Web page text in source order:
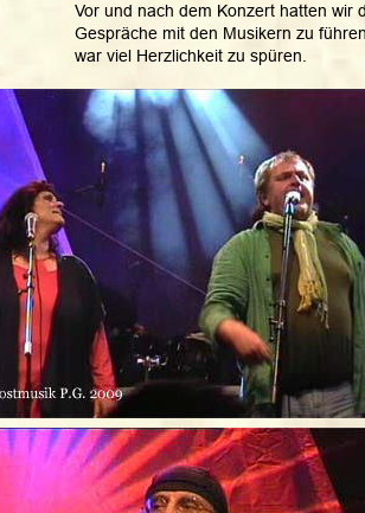
Vor und nach dem Konzert hatten
Gespräche mit den Musikern zu
war viel Herzlichkeit zu spüren.